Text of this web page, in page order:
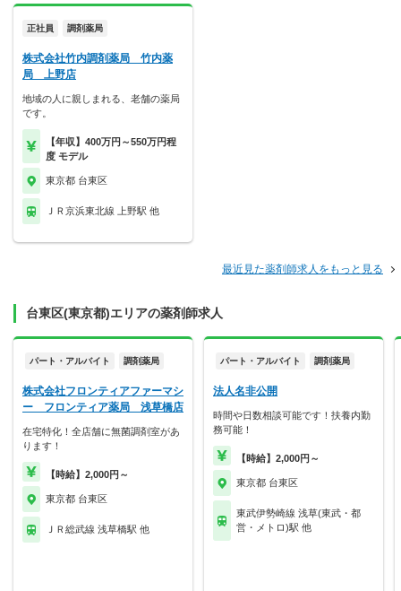
正社員 調剤薬局
株式会社竹内調剤薬局 竹内薬
局 上野店
地域の人に親しまれる、老舗の薬局
です。
【年収】400万円～550万円程
度 モデル
東京都 台東区
ＪＲ京浜東北線 上野駅 他
最近見た薬剤師求人をもっと見る
台東区(東京都)エリアの薬剤師求人
パート・アルバイト 調剤薬局
株式会社フロンティアファーマシ
ー フロンティア薬局 浅草橋店
在宅特化！全店舗に無菌調剤室があ
ります！
【時給】2,000円～
東京都 台東区
ＪＲ総武線 浅草橋駅 他
パート・アルバイト 調剤薬局
法人名非公開
時間や日数相談可能です！扶養内勤
務可能！
【時給】2,000円～
東京都 台東区
東武伊勢崎線 浅草(東武・都
営・メトロ)駅 他